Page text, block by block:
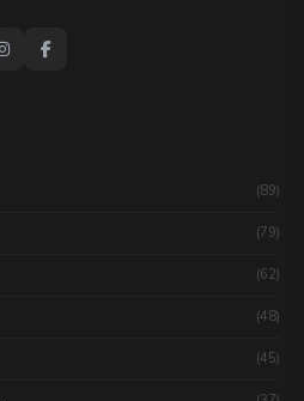
(89)
(79)
(62)
(48)
(45)